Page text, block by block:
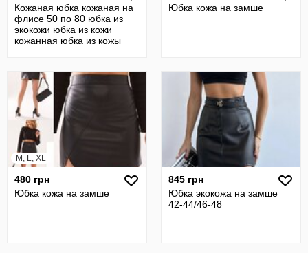
Кожаная юбка кожаная на
флисе 50 по 80 юбка из
экокожи юбка из кожи
кожанная юбка из кожы
Юбка кожа на замше
M, L, XL
480 грн
Юбка кожа на замше
845 грн
Юбка экокожа на замше
42-44/46-48